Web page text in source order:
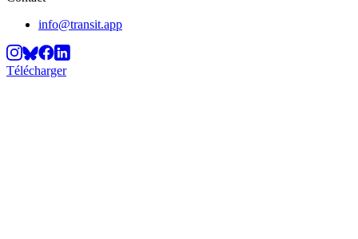
info@transit.app
Télécharger